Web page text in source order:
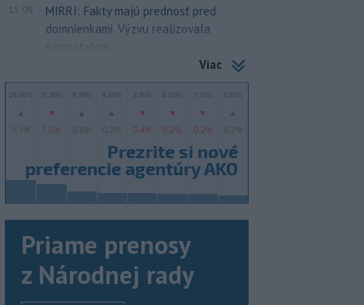
15:09
MIRRI: Fakty majú prednosť pred
domnienkami. Výzvu realizovala
samostatná...
Viac
Priame prenosy
z Národnej rady